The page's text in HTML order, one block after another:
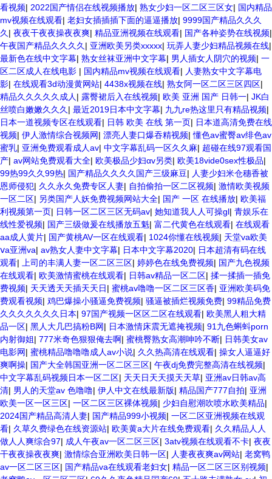
看视频| 2022国产情侣在线视频播放| 熟女少妇一区二区三区女| 国内精品
mv视频在线观看| 老妇女插插插下面的逼逼播放| 9999国产精品久久久
久 | 夜夜干夜夜操夜夜爽| 精品亚洲视频在线观看| 国产各种姿势在线视频|
午夜国产精品久久久久 | 亚洲欧美另类xxxxx| 玩弄人妻少妇精品视频在线|
最新色在线中文字幕| 熟女丝袜亚洲中文字幕| 男人插女人阴穴的视频| 一
区二区成人在线电影 | 国内精品mv视频在线观看| 人妻熟女中文字幕电
影| 在线观看3d动漫黄网站| 4438x视频在线| 熟女阿一区二区三区四区|
精品久久久久久成人 | 露臀裙后入在线视频| 欧美 亚洲 国产 日韩一| JK白
丝喷白嫩嫩久久久 | 最近2019日本中文字幕| 九九re热这里只有精品视频|
日本一道视频专区在线观看| 日韩 欧美 在线 第一页| 日本道高清免费在线
视频| 伊人激情综合视频网| 漂亮人妻口爆吞精视频|懂色av蜜臀av绯色av
蜜乳| 亚洲免费观看成人av| 中文字幕乱码一区久久麻| 超碰在线97观看国
产| av网站免费观看大全| 欧美极品少妇αv另类| 欧美18vide0sex性极品|
99热99久久99热| 国产精品久久久久国产三级麻豆| 人妻少妇米仓穗香被
恩师侵犯| 久久永久免费专区人妻| 自拍偷拍一区二区视频| 激情欧美视频
一区二区| 另类国产人妖免费视频网站大全| 国产 一区 在线播放| 欧美福
利视频第一页| 日韩一区二区三区无码av| 她知道我人人可操gl| 青娱乐在
线性爱视频| 国产三级做爰在线播放五魁| 富二代黄色在线观看| 在线观看
aa成人黄片| 国产黄桃AV一区在线观看| 1024你懂在线视频| 天堂va欧美
ⅴa亚洲va| av熟女人妻中文字幕| 日本中文字幕2020| 日本超清有码在线
观看| 上司的丰满人妻一区二区三区| 婷婷色在线免费视频| 国产九色视频
在线观看| 欧美激情蜜桃在线观看| 日韩av精品一区二区| 揉一揉插一插免
费视频| 天天透天天插天天日| 蜜桃av噜噜一区二区三区香| 亚洲欧美码免
费观看视频| 鸡巴爆操小骚逼免费视频| 骚逼被插烂视频免费| 99精品免费
久久久久久久久日本| 97国产视频一区区二区在线观看| 欧美黑人粗大精
品一区| 黑人大几巴搞粉B网| 日本激情床震无遮掩视频| 91九色蝌蚪porn
内射御姐| 777米奇色狠狠俺去啊| 蜜桃臀熟女高潮呻吟不断| 日韩美女av
电影网| 蜜桃精品噜噜噜成人av小说| 久久热高清在线观看| 操女人逼逼好
爽啊操| 国产大全韩国亚洲一区二区三区| 午夜dj免费完整高清在线视频|
中文字幕乱码视频日本一区二区| 天天日天天摸天天草| 亚洲av日韩av高
清| 男人的天堂av 色噜噜| 伊人中文在线最新版| 精品国产777自拍| 亚洲
欧美一区一区三区| 一区二区三区裸体视频| 少妇自慰潮吹喷水欧美精品|
2024国产精品高清人妻| 国产精品999小视频| 一区二区亚洲视频在线观
看| 久草久费绿色在线资源站| 欧美黄a大片在线免费观看| 久久精品人人
做人人爽综合97| 成人午夜av一区二区三区| 3atv视频在线观看不卡| 夜夜
干夜夜操夜夜爽| 激情综合亚洲欧美日韩一区| 人妻夜夜爽av网站| 老窝鸭
av一区二区三区| 国产精品va在线观看老妇女| 精品一区二区三区别视频|